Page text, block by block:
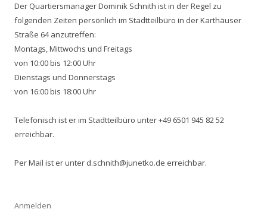
Der Quartiersmanager Dominik Schnith ist in der Regel zu
folgenden Zeiten persönlich im Stadtteilbüro in der Karthäuser
Straße 64 anzutreffen:
Montags, Mittwochs und Freitags
von 10:00 bis 12:00 Uhr
Dienstags und Donnerstags
von 16:00 bis 18:00 Uhr
Telefonisch ist er im Stadtteilbüro unter +49 6501 945 82 52
erreichbar.
Per Mail ist er unter d.schnith@junetko.de erreichbar.
Anmelden